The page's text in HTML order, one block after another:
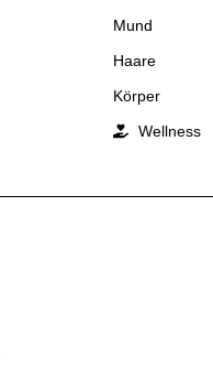
Mund
Haare
Körper
Wellness